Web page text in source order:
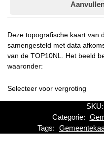
Deze topografische kaart van
samengesteld met data
van de TOP10NL. Het beeld
waaronder:
Selecteer voor vergroting
SKU:
Categorie:
Tags: